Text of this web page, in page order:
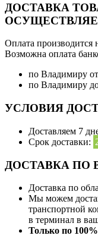
ДОСТАВКА
Оплата
Возможна оплата
по Владимиру
по Владимиру
УСЛОВИЯ
Доставляем 7
Срок доставки:
ДОСТАВКА ПО
Доставка по
Мы можем
транспортной
в терминал в
Только по 100%